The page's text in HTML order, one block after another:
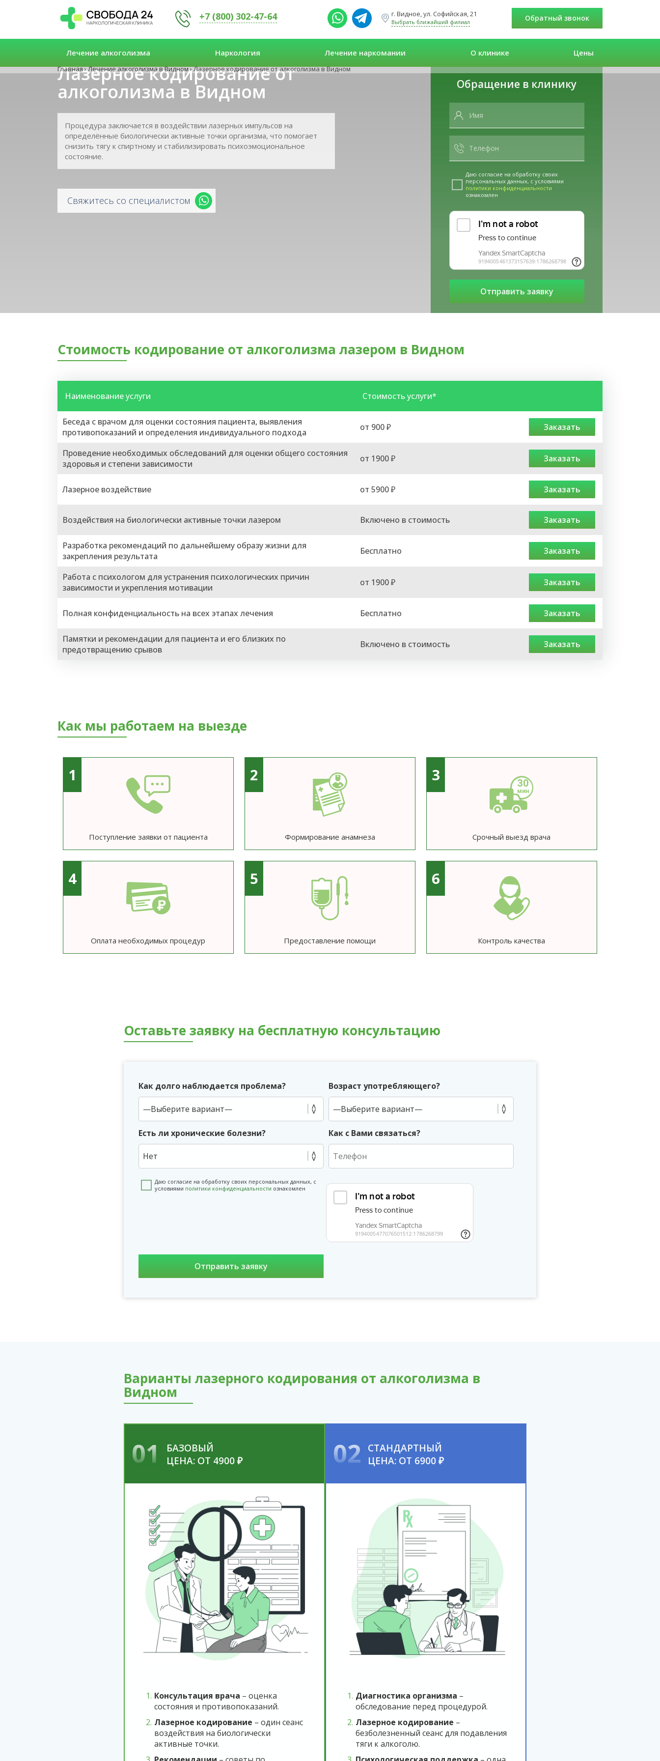
+7 (800) 302-47-64 г. Видное, ул. Софийская, 21
Выбрать ближайший филиал Обратный звонок
Лечение алкоголизма Наркология Лечение наркомании О клинике Цены
Главная›Лечение алкоголизма в Видном›Лазерное кодирование от алкоголизма в Видном
Лазерное кодирование от
алкоголизма в Видном
Процедура заключается в воздействии лазерных импульсов на
определённые биологически активные точки организма, что помогает
снизить тягу к спиртному и стабилизировать психоэмоциональное
состояние.
Свяжитесь со специалистом
Обращение в клинику
Даю согласие на обработку своих
персональных данных, с условиями
политики конфиденциальности
ознакомлен
Стоимость кодирование от алкоголизма лазером в Видном
Наименование услуги Стоимость услуги*
Беседа с врачом для оценки состояния пациента, выявления
противопоказаний и определения индивидуального подхода
от 900 ₽ заказать
Проведение необходимых обследований для оценки общего состояния
здоровья и степени зависимости
от 1900 ₽ заказать
Лазерное воздействие от 5900 ₽ заказать
Воздействия на биологически активные точки лазером Включено в стоимость заказать
Разработка рекомендаций по дальнейшему образу жизни для
закрепления результата
Бесплатно заказать
Работа с психологом для устранения психологических причин
зависимости и укрепления мотивации
от 1900 ₽ заказать
Полная конфиденциальность на всех этапах лечения Бесплатно заказать
Памятки и рекомендации для пациента и его близких по
предотвращению срывов
Включено в стоимость заказать
Как мы работаем на выезде
1
Поступление заявки от пациента
2
Формирование анамнеза
3
Срочный выезд врача
4
Оплата необходимых процедур
5
Предоставление помощи
6
Контроль качества
Оставьте заявку на бесплатную консультацию
Как долго наблюдается проблема? Возраст употребляющего?
Есть ли хронические болезни?
Нет
Как с Вами связаться?
Даю согласие на обработку своих персональных данных, с
условиями политики конфиденциальности ознакомлен
Варианты лазерного кодирования от алкоголизма в
Видном
01
БАЗОВЫЙ
ЦЕНА: ОТ 4900 ₽
Консультация врача – оценка
состояния и противопоказаний.
Лазерное кодирование – один сеанс
воздействия на биологически
активные точки.
02
СТАНДАРТНЫЙ
ЦЕНА: ОТ 6900 ₽
Диагностика организма –
обследование перед процедурой.
Лазерное кодирование –
безболезненный сеанс для подавления
тяги к алкоголю.